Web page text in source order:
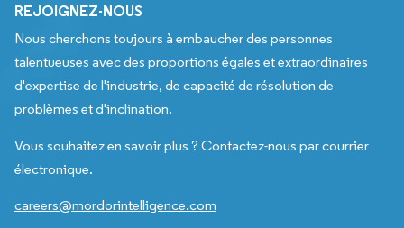
REJOIGNEZ-NOUS
Nous cherchons toujours à embaucher des personnes
talentueuses avec des proportions égales et extraordinaires
d'expertise de l'industrie, de capacité de résolution de
problèmes et d'inclination.
Vous souhaitez en savoir plus ? Contactez-nous par courrier
électronique.
careers@mordorintelligence.com